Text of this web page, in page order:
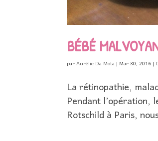
BÉBÉ
parAurélie Da Mota| Mar 30, 2016|
La rétinopathie,
Pendant l’opération,
Rotschild à Paris,